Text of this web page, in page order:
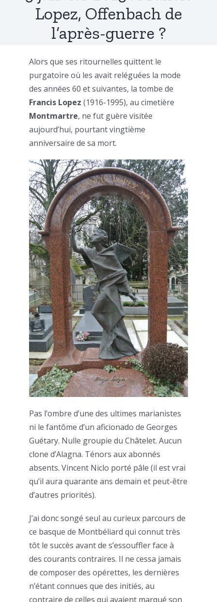
Lopez, Offenbach de
l’après-guerre ?
Alors que ses ritournelles quittent le
purgatoire où les avait reléguées la mode
des années 60 et suivantes, la tombe de
Francis Lopez (1916-1995), au cimetière
Montmartre, ne fut guère visitée
aujourd’hui, pourtant vingtième
anniversaire de sa mort.
Pas l’ombre d’une des ultimes marianistes
ni le fantôme d’un aficionado de Georges
Guétary. Nulle groupie du Châtelet. Aucun
clone d’Alagna. Ténors aux abonnés
absents. Vincent Niclo porté pâle (il est vrai
qu’il aura quarante ans demain et peut-être
d’autres priorités).
J’ai donc songé seul au curieux parcours de
ce basque de Montbéliard qui connut très
tôt le succès avant de s’essouffler face à
des courants contraires. Il ne cessa jamais
de composer des opérettes, les dernières
n’étant connues que des initiés, au
contraire de celles qui avaient marqué son